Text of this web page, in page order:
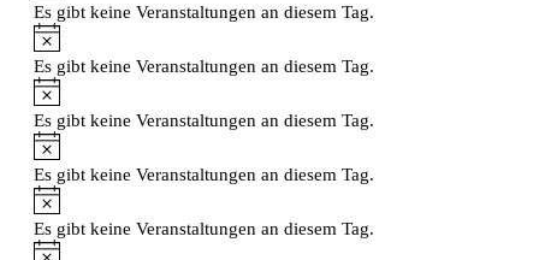
Es gibt keine Veranstaltungen an diesem Tag.
Hinweis
Es gibt keine Veranstaltungen an diesem Tag.
Hinweis
Es gibt keine Veranstaltungen an diesem Tag.
Hinweis
Es gibt keine Veranstaltungen an diesem Tag.
Hinweis
Es gibt keine Veranstaltungen an diesem Tag.
Hinweis